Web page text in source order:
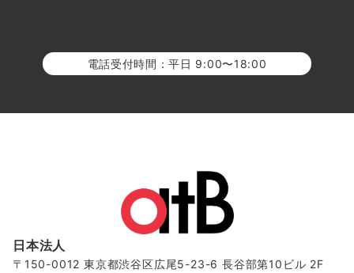
電話受付時間：平日 9:00〜18:00
日本法人
〒150-0012 東京都渋谷区広尾5-23-6 長谷部第10ビル 2F